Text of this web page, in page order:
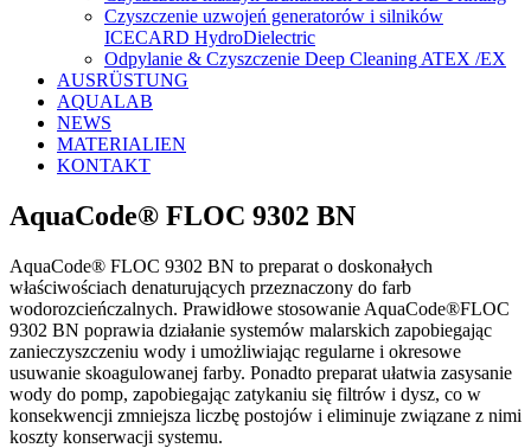
Czyszczenie uzwojeń generatorów i silników
ICECARD HydroDielectric
Odpylanie & Czyszczenie Deep Cleaning ATEX /EX
AUSRÜSTUNG
AQUALAB
NEWS
MATERIALIEN
KONTAKT
AquaCode® FLOC 9302 BN
AquaCode® FLOC 9302 BN to preparat o doskonałych
właściwościach denaturujących przeznaczony do farb
wodorozcieńczalnych. Prawidłowe stosowanie AquaCode®FLOC
9302 BN poprawia działanie systemów malarskich zapobiegając
zanieczyszczeniu wody i umożliwiając regularne i okresowe
usuwanie skoagulowanej farby. Ponadto preparat ułatwia zasysanie
wody do pomp, zapobiegając zatykaniu się filtrów i dysz, co w
konsekwencji zmniejsza liczbę postojów i eliminuje związane z nimi
koszty konserwacji systemu.